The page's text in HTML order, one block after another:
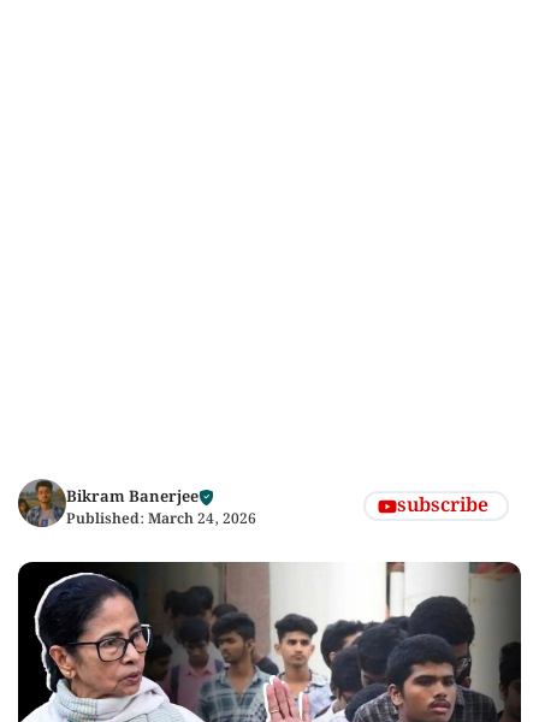
Bikram Banerjee
Published: March 24, 2026 subscribe